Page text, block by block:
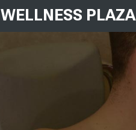
WELLNESS PLAZA